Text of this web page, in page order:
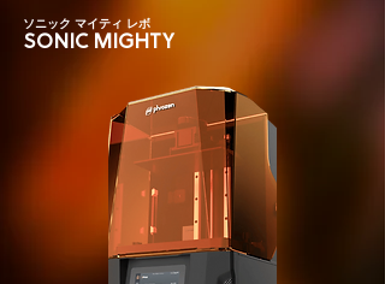
SONIC MIGHTY
ソニック マイティ レボ